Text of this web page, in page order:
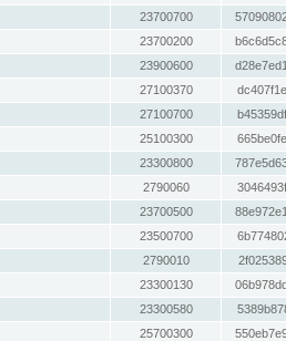
23700700
23700200
23900600
27100370
27100700
25100300
23300800
2790060
23700500
23500700
2790010
23300130
23300580
25700300